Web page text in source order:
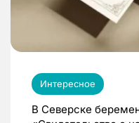
Интересное
В Северске